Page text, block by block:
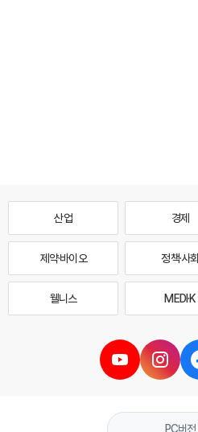
산업 경제
제약·바이오 정책·사회
웰니스 MEDI·K
PC버전